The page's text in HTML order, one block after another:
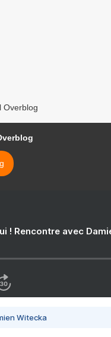
Overblog
! Rencontre avec
Witecka